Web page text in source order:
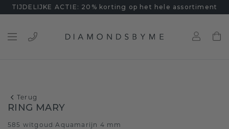
TIJDELIJKE ACTIE: 20% korting op het hele assortiment
Terug
RING MARY
585 witgoud /Aquamarijn 4 mm